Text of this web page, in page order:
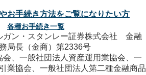
お手続き方法をご覧になりたい方
各種お手続き一覧
ガン・スタンレー証券株式会社 金融
局長（金商）第2336号
会、一般社団法人資産運用業協会、一
業協会、一般社団法人第二種金融商品